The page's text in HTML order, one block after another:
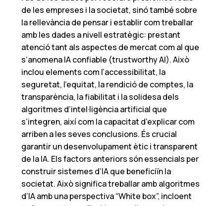
de les empreses i la societat, sinó també sobre
la rellevància de pensar i establir com treballar
amb les dades a nivell estratègic: prestant
atenció tant als aspectes de mercat com al que
s’anomena IA confiable (trustworthy AI). Això
inclou elements com l’accessibilitat, la
seguretat, l’equitat, la rendició de comptes, la
transparència, la fiabilitat i la solidesa dels
algoritmes d’intel·ligència artificial que
s’integren, així com la capacitat d’explicar com
arriben a les seves conclusions. És crucial
garantir un desenvolupament ètic i transparent
de la IA. Els factors anteriors són essencials per
construir sistemes d’IA que beneficiïn la
societat. Això significa treballar amb algoritmes
d’IA amb una perspectiva “White box”, incloent